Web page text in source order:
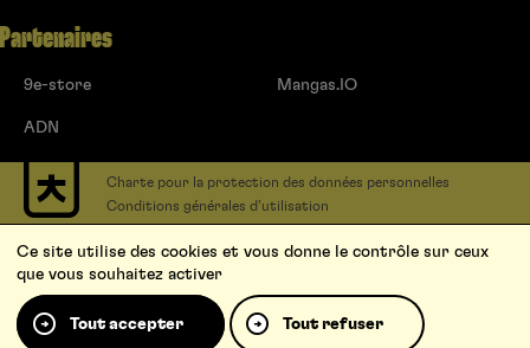
Partenaires
9e-store
ADN
Mangas.IO
Charte pour la protection des données personnelles
Conditions générales d’utilisation
Contact
Soumettre un projet
Proposer une série
Qui sommes-nous ?
Ce site utilise des cookies et vous donne le contrôle sur ceux
que vous souhaitez activer
Tout accepter Tout refuser